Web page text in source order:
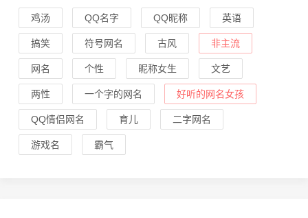
鸡汤 QQ名字 QQ昵称 英语
搞笑 符号网名 古风 非主流
网名 个性 昵称女生 文艺
两性 一个字的网名 好听的网名女孩
QQ情侣网名 育儿 二字网名
游戏名 霸气